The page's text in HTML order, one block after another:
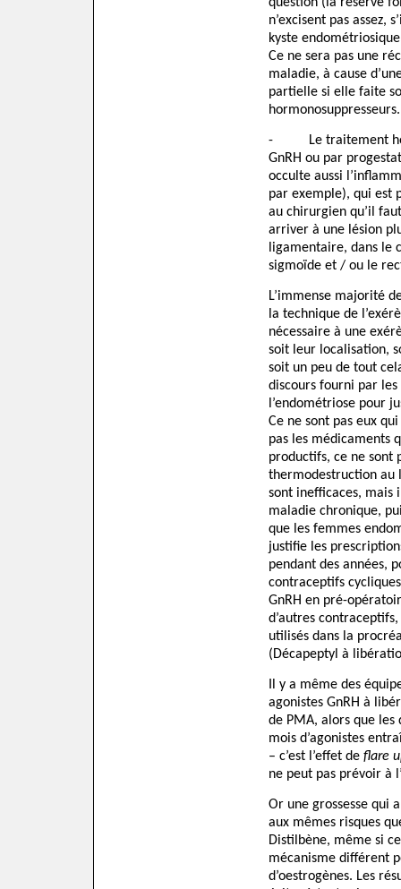
n’excisent pas assez,
kyste
Ce ne sera pas une
maladie, à cause
partielle si elle faite
hormonosuppresseurs.
-
Le traitement
GnRH ou par
occulte aussi
par exemple), qui est
au chirurgien qu’il
arriver à une lésion
ligamentaire, dans le
sigmoïde et / ou le
L’immense majorité
la technique de
nécessaire à une
soit leur localisation,
soit un peu de tout
discours fourni par
l’endométriose pour
Ce ne sont pas eux
pas les médicaments
productifs, ce ne sont
thermodestruction au
sont inefficaces, mais
maladie chronique,
que les femmes
justifie les
pendant des années,
contraceptifs
GnRH en pré-
d’autres
utilisés dans la
(Décapeptyl à
Il y a même des
agonistes GnRH à
de PMA, alors que les
mois d’agonistes
– c’est l’effet de flare
ne peut pas prévoir à
Or une grossesse qui
aux mêmes risques
Distilbène, même si
mécanisme différent
d’oestrogènes. Les